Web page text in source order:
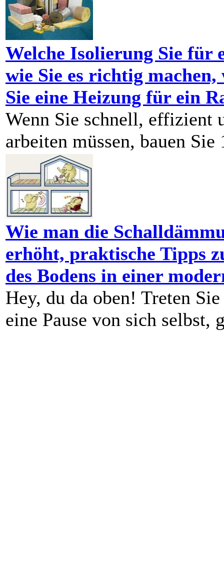
Welche Isolierung Sie für
wie Sie es richtig machen,
Sie eine Heizung für ein
Wenn Sie schnell, effizient
arbeiten müssen, bauen Sie
Wie man die
erhöht, praktische Tipps
des Bodens in einer
Hey, du da oben! Treten
eine Pause von sich selbst,